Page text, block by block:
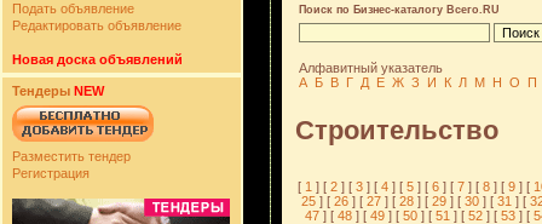
Подать объявление
Редактировать объявление
Новая доска объявлений
Тендеры NEW
Разместить тендер
Регистрация
Поиск по Бизнес-каталогу Всего.RU
Алфавитный указатель
А Б В Г Д Е Ж З И К Л М Н О П
Строительство
[ 1 ] [ 2 ] [ 3 ] [ 4 ] [ 5 ] [ 6 ] [ 7 ] [ 8 ] [ 9 ] [
25 ] [26 ] [27 ] [28 ] [29 ] [30 ] [31 ] [
47 ] [48 ] [49 ] [50 ] [51 ] [52 ] [53 ] [